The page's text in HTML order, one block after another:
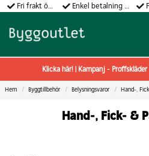
Fri frakt över 499:- Enkel betalning med Klarna
Klicka här! | Kampanj -
Hem Byggtillbehör Belysningsvaror Hand-,
Hand-, Fick- &